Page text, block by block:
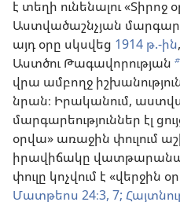
է տեղի ունենալու «Տիրոջ
Աստվածաշնչյան
այդ օրը սկսվեց 1914 թ.-ին
Աստծու Թագավորության b
վրա ամբողջ
նրան։ Իրականում,
մարգարեություններ էլ
օրվա» առաջին փուլում
իրավիճակը
փուլը կոչվում է «վերջին
Մատթեոս 24։3, 7;